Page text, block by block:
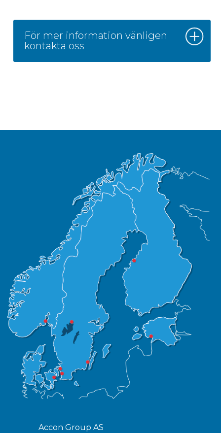
För mer information vänligen
kontakta oss
Accon Group AS